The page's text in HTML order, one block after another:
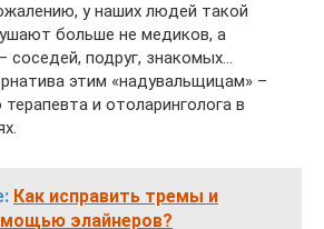
у наших людей такой
больше не медиков, а
соседей, подруг, знакомых…
этим «надувальщицам» –
и отоларинголога в
Как исправить тремы и
элайнеров?